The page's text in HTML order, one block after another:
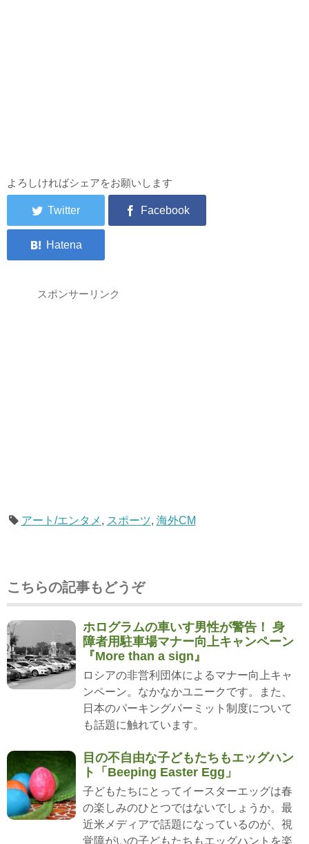
よろしければシェアをお願いします
スポンサーリンク
アート/エンタメ , スポーツ, 海外CM
こちらの記事もどうぞ
ホログラムの車いす男性が警告！ 身
障者用駐車場マナー向上キャンペーン
『More than a sign』
ロシアの非営利団体によるマナー向上キャ
ンペーン。なかなかユニークです。また、
日本のパーキングパーミット制度について
も話題に触れています。
目の不自由な子どもたちもエッグハン
ト「Beeping Easter Egg」
子どもたちにとってイースターエッグは春
の楽しみのひとつではないでしょうか。最
近米メディアで話題になっているのが、視
覚障がいの子どもたちもエッグハントを楽